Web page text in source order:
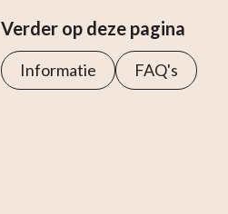
Verder op deze pagina
Informatie FAQ's